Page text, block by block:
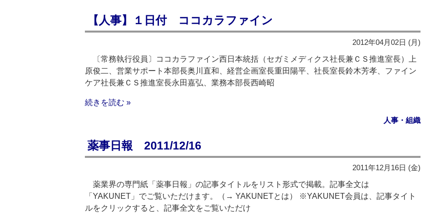
【人事】１日付 ココカラファイン
2012年04月02日 (月)
〔常務執行役員〕ココカラファイン西日本統括（セガミメディクス社長兼ＣＳ推進室長）上
原俊二、営業サポート本部長奥川直和、経営企画室長重田陽平、社長室長鈴木芳孝、ファイン
ケア社長兼ＣＳ推進室長永田嘉弘、業務本部長西崎昭
続きを読む »
人事・組織
薬事日報 2011/12/16
2011年12月16日 (金)
薬業界の専門紙「薬事日報」の記事タイトルをリスト形式で掲載。記事全文は
「YAKUNET」でご覧いただけます。（→ YAKUNETとは） ※YAKUNET会員は、記事タイト
ルをクリックすると、記事全文をご覧いただけ